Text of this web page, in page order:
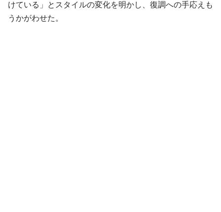
けている」とスタイルの変化を明かし、復調への手応えも
うかがわせた。